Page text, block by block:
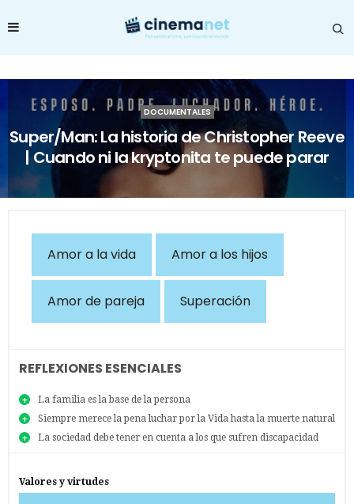
DOCUMENTALES
Super/Man: La historia de Christopher Reeve
| Cuando ni la kryptonita te puede parar
Amor a la vida Amor a los hijos
Amor de pareja Superación
REFLEXIONES ESENCIALES
La familia es la base de la persona
Siempre merece la pena luchar por la Vida hasta la muerte natural
La sociedad debe tener en cuenta a los que sufren discapacidad
Valores y virtudes